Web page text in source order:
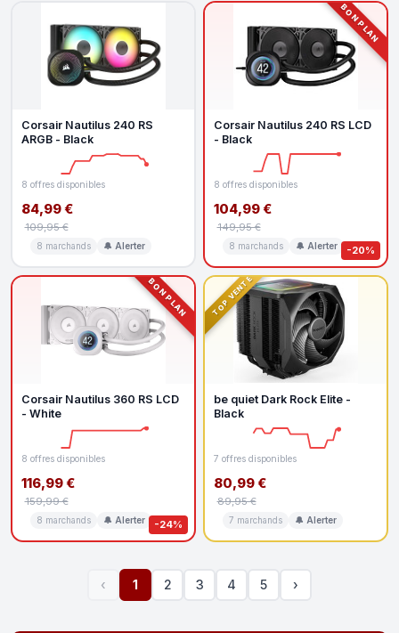
Corsair Nautilus 240 RS
ARGB - Black
8 offres disponibles
84,99 €
109,95 €
8 marchands 🔔 Alerter
BON PLAN
-20%
Corsair Nautilus 240 RS LCD
- Black
8 offres disponibles
104,99 €
149,95 €
8 marchands 🔔 Alerter
BON PLAN
-24%
Corsair Nautilus 360 RS LCD
- White
8 offres disponibles
116,99 €
159,99 €
8 marchands 🔔 Alerter
TOP VENTE
be quiet Dark Rock Elite -
Black
7 offres disponibles
80,99 €
89,95 €
7 marchands 🔔 Alerter
‹ 1 2 3 4 5 ›